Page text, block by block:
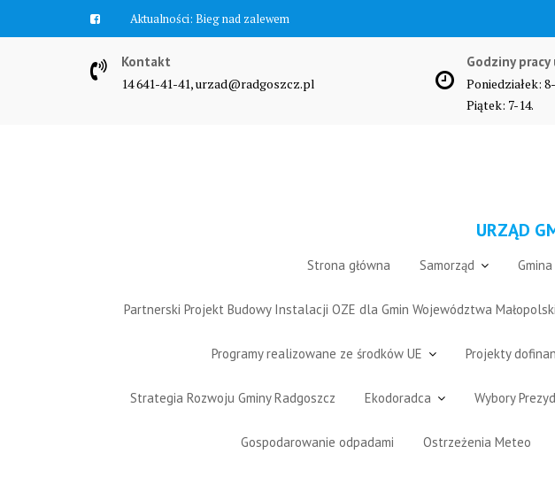
Aktualności: Bieg nad zalewem
Kontakt
14 641-41-41, urzad@radgoszcz.pl
Godziny pracy
Poniedziałek:
Piątek: 7-14.
URZĄD
Strona główna Samorząd
Partnerski Projekt Budowy Instalacji OZE dla Gmin Województwa
Programy realizowane ze środków UE Projekty
Strategia Rozwoju Gminy Radgoszcz Ekodoradca Wybory
Gospodarowanie odpadami Ostrzeżenia Meteo